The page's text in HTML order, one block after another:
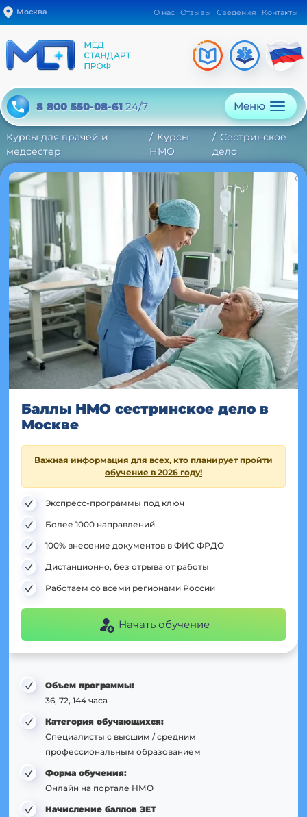
Москва О нас Отзывы Сведения Контакты
8 800 550-08-61 24/7 Меню
Курсы для врачей и
медсестер
Курсы
НМО
Сестринское
дело
Баллы НМО сестринское дело в
Москве
Важная информация для всех, кто планирует пройти
обучение в 2026 году!
Экспресс-программы под ключ
Более 1000 направлений
100% внесение документов в ФИС ФРДО
Дистанционно, без отрыва от работы
Работаем со всеми регионами России
Начать обучение
Объем программы:
36, 72, 144 часа
Категория обучающихся:
Специалисты с высшим / средним
профессиональным образованием
Форма обучения:
Онлайн на портале НМО
Начисление баллов ЗЕТ